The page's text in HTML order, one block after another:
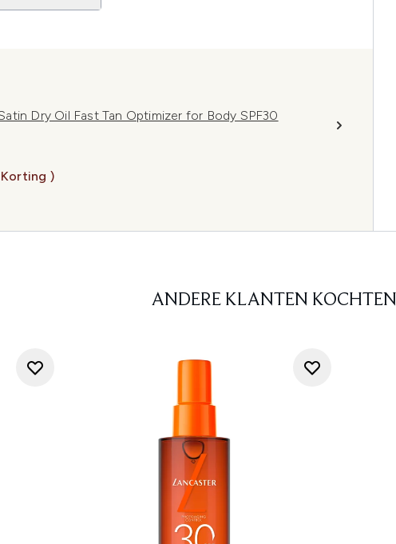
Dry Oil Fast Tan Optimizer for Body SPF30
)
ANDERE KLANTEN KOCHTEN